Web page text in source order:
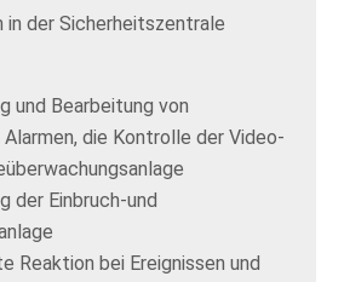
in der Sicherheitszentrale
und Bearbeitung von
die Kontrolle der Video-
der Einbruch-und
Reaktion bei Ereignissen und